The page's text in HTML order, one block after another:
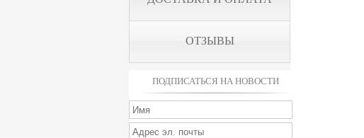
ОТЗЫВЫ
ПОДПИСАТЬСЯ НА НОВОСТИ